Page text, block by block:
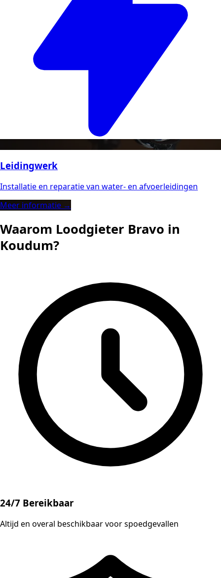
Leidingwerk
Installatie en reparatie van water- en afvoerleidingen
Meer informatie →
Waarom Loodgieter Bravo in
Koudum?
24/7 Bereikbaar
Altijd en overal beschikbaar voor spoedgevallen